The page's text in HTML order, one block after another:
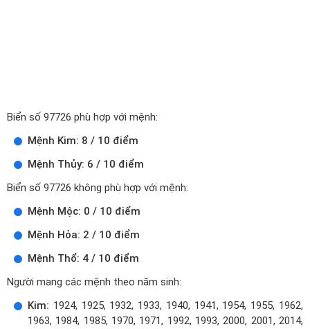
Biển số 97726 phù hợp với mệnh:
Mệnh Kim: 8 / 10 điểm
Mệnh Thủy: 6 / 10 điểm
Biển số 97726 không phù hợp với mệnh:
Mệnh Mộc: 0 / 10 điểm
Mệnh Hỏa: 2 / 10 điểm
Mệnh Thổ: 4 / 10 điểm
Người mang các mệnh theo năm sinh:
Kim: 1924, 1925, 1932, 1933, 1940, 1941, 1954, 1955, 1962,
1963, 1984, 1985, 1970, 1971, 1992, 1993, 2000, 2001, 2014,